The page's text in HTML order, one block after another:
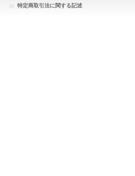
特定商取引法に関する記述